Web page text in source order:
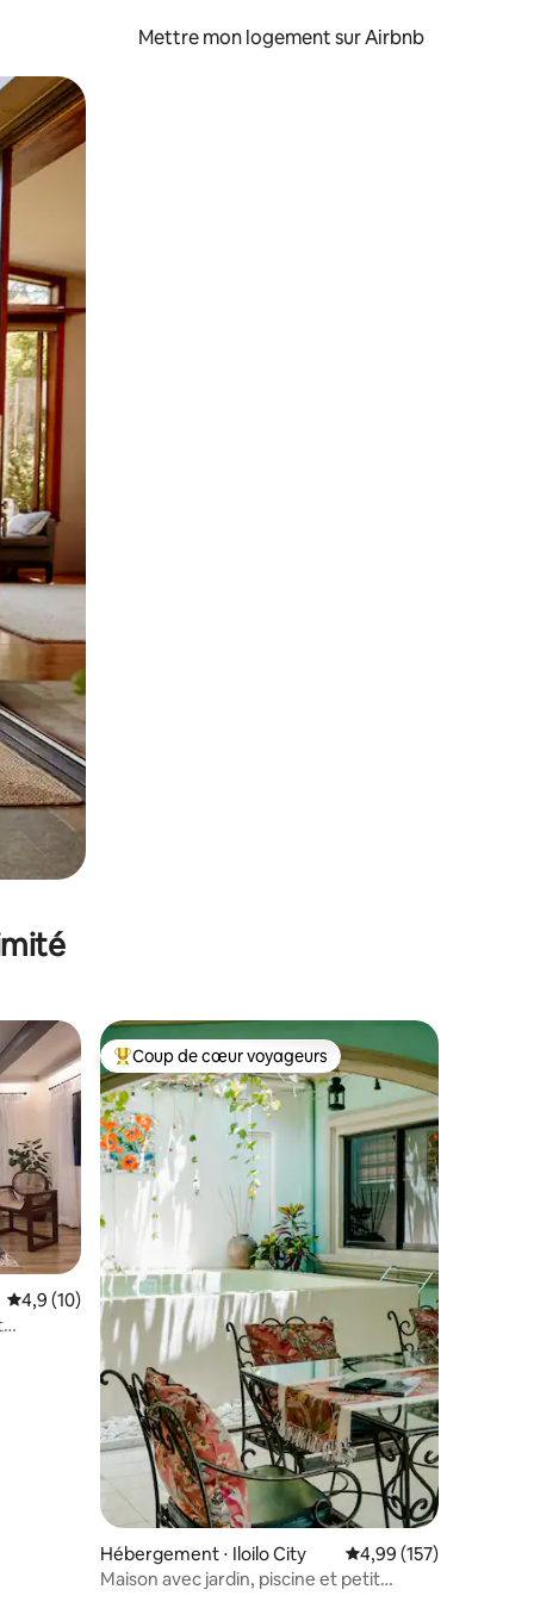
Mettre mon logement sur Airbnb
glisser.
Évaluation moyenne sur la base de 10 commentaires : 4,9 sur 5
4,9 (10)
Coups de cœur voyageurs les plus appréciés
Coup de cœur voyageurs
Hébergement ⋅ Iloilo City Évaluation moyenne
4,99 (157)
Maison avec jardin, piscine et petit